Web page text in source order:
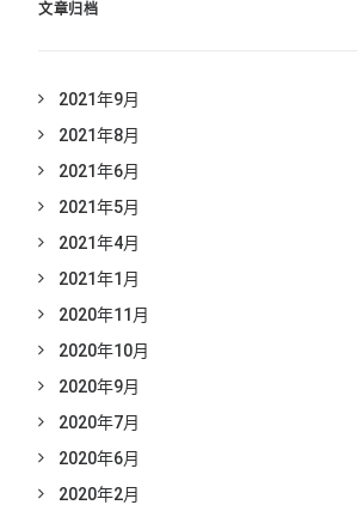
文章归档
2021年9月
2021年8月
2021年6月
2021年5月
2021年4月
2021年1月
2020年11月
2020年10月
2020年9月
2020年7月
2020年6月
2020年2月